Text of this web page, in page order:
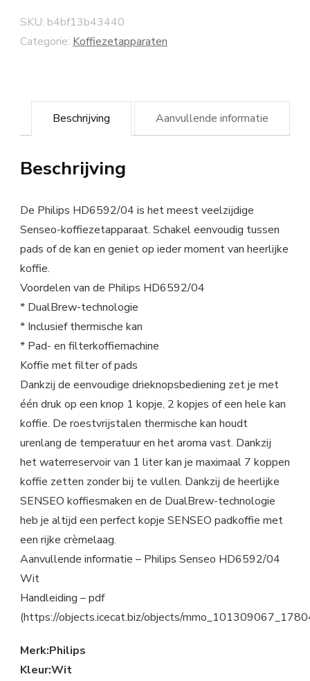
SKU: b4bf13b43440
Categorie: Koffiezetapparaten
Beschrijving Aanvullende informatie
Beschrijving
De Philips HD6592/04 is het meest veelzijdige
Senseo-koffiezetapparaat. Schakel eenvoudig tussen
pads of de kan en geniet op ieder moment van heerlijke
koffie.
Voordelen van de Philips HD6592/04
* DualBrew-technologie
* Inclusief thermische kan
* Pad- en filterkoffiemachine
Koffie met filter of pads
Dankzij de eenvoudige drieknopsbediening zet je met
één druk op een knop 1 kopje, 2 kopjes of een hele kan
koffie. De roestvrijstalen thermische kan houdt
urenlang de temperatuur en het aroma vast. Dankzij
het waterreservoir van 1 liter kan je maximaal 7 koppen
koffie zetten zonder bij te vullen. Dankzij de heerlijke
SENSEO koffiesmaken en de DualBrew-technologie
heb je altijd een perfect kopje SENSEO padkoffie met
een rijke crèmelaag.
Aanvullende informatie – Philips Senseo HD6592/04
Wit
Handleiding – pdf
(https://objects.icecat.biz/objects/
Merk:Philips
Kleur:Wit